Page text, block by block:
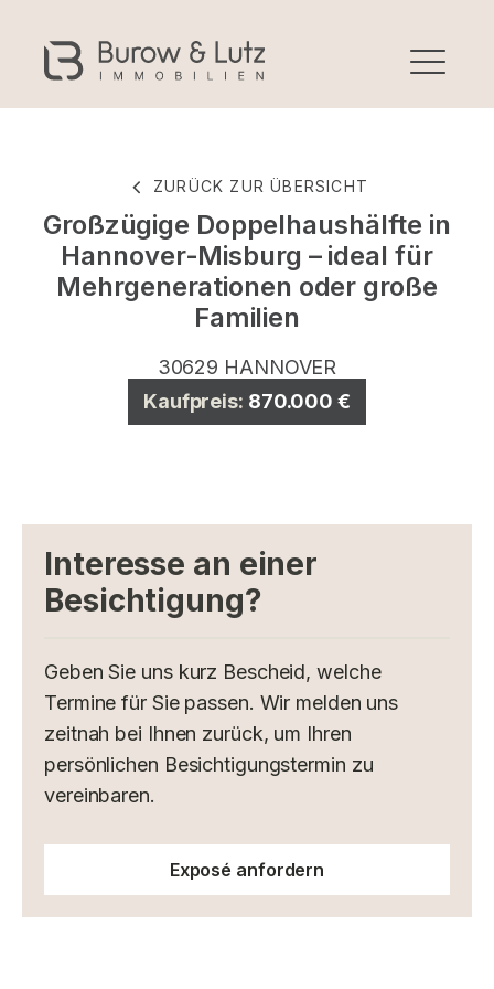
ZURÜCK ZUR ÜBERSICHT
Großzügige Doppelhaushälfte in
Hannover-Misburg – ideal für
Mehrgenerationen oder große
Familien
30629 HANNOVER
Kaufpreis: 870.000 €
Interesse an einer
Besichtigung?
Geben Sie uns kurz Bescheid, welche
Termine für Sie passen. Wir melden uns
zeitnah bei Ihnen zurück, um Ihren
persönlichen Besichtigungstermin zu
vereinbaren.
Exposé anfordern